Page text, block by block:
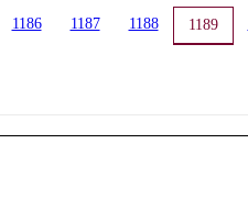
1186 1187 1188 1189